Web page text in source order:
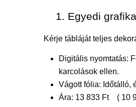
1. Egyedi
Kérje tábláját teljes
Digitális nyomtatás:
karcolások ellen.
Vágott fólia: Időtálló,
Ára: 13 833 Ft ( 10